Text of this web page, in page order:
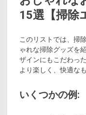
15選【掃除
このリストでは、掃
ゃれな掃除グッズを
ザインにもこだわっ
より楽しく、快適な
いくつかの例: